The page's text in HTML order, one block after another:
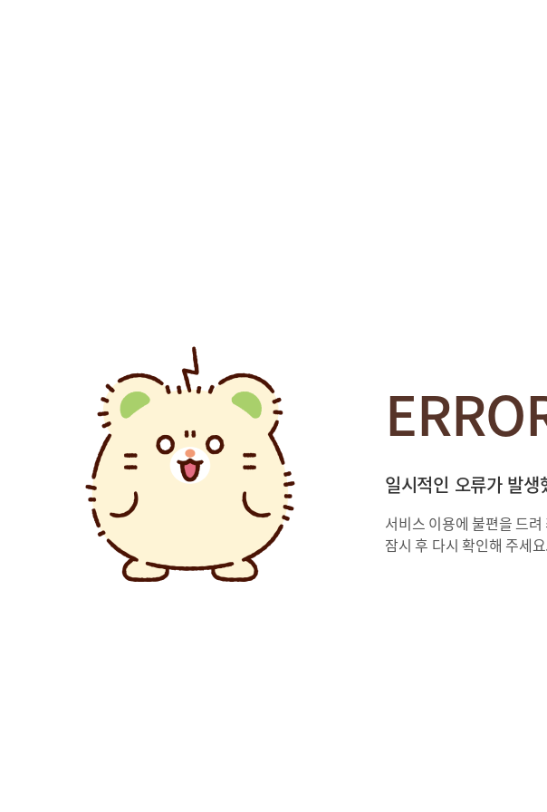
일시적인 오류가 발생
서비스 이용에 불편을 드
잠시 후 다시 확인해 주세